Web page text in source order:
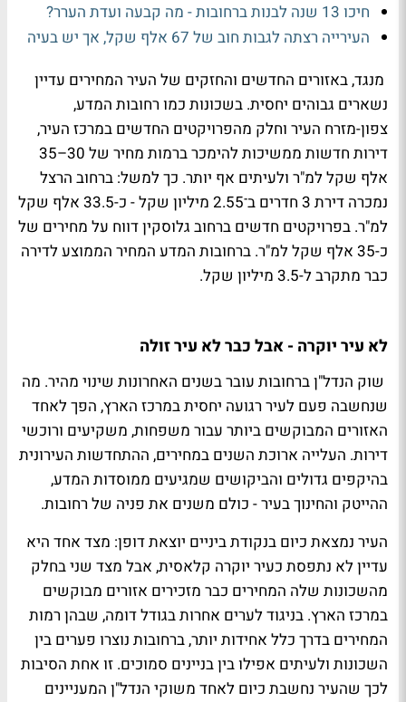
חיכו 13 שנה לבנות ברחובות - מה קבעה ועדת הערר?
העירייה רצתה לגבות חוב של 67 אלף שקל, אך יש בעיה
מנגד, באזורים החדשים והחזקים של העיר המחירים עדיין
נשארים גבוהים יחסית. בשכונות כמו רחובות המדע,
צפון-מזרח העיר וחלק מהפרויקטים החדשים במרכז העיר,
דירות חדשות ממשיכות להימכר ברמות מחיר של 30–35
אלף שקל למ"ר ולעיתים אף יותר. כך למשל: ברחוב הרצל
נמכרה דירת 3 חדרים ב־2.55 מיליון שקל - כ-33.5 אלף שקל
למ"ר. בפרויקטים חדשים ברחוב גלוסקין דווח על מחירים של
כ-35 אלף שקל למ"ר. ברחובות המדע המחיר הממוצע לדירה
כבר מתקרב ל-3.5 מיליון שקל.
לא עיר יוקרה - אבל כבר לא עיר זולה
שוק הנדל"ן ברחובות עובר בשנים האחרונות שינוי מהיר. מה
שנחשבה פעם לעיר רגועה יחסית במרכז הארץ, הפך לאחד
האזורים המבוקשים ביותר עבור משפחות, משקיעים ורוכשי
דירות. העלייה ארוכת השנים במחירים, ההתחדשות העירונית
בהיקפים גדולים והביקושים שמגיעים ממוסדות המדע,
ההייטק והחינוך בעיר - כולם משנים את פניה של רחובות.
העיר נמצאת כיום בנקודת ביניים יוצאת דופן: מצד אחד היא
עדיין לא נתפסת כעיר יוקרה קלאסית, אבל מצד שני בחלק
מהשכונות שלה המחירים כבר מזכירים אזורים מבוקשים
במרכז הארץ. בניגוד לערים אחרות בגודל דומה, שבהן רמות
המחירים בדרך כלל אחידות יותר, ברחובות נוצרו פערים בין
השכונות ולעיתים אפילו בין בניינים סמוכים. זו אחת הסיבות
לכך שהעיר נחשבת כיום לאחד משוקי הנדל"ן המעניינים